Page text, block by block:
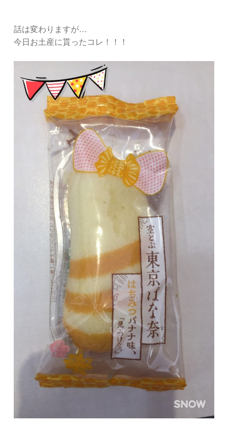
話は変わりますが…
今日お土産に貰ったコレ！！！